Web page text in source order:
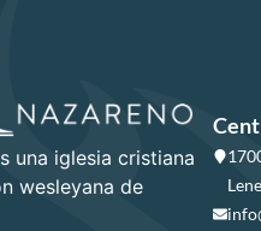
una iglesia cristiana
wesleyana de